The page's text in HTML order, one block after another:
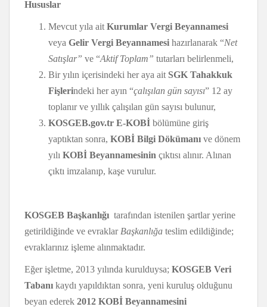
Hususlar
Mevcut yıla ait Kurumlar Vergi Beyannamesi
veya Gelir Vergi Beyannamesi hazırlanarak “Net
Satışlar” ve “Aktif Toplam” tutarları belirlenmeli,
Bir yılın içerisindeki her aya ait SGK Tahakkuk
Fişlerindeki her ayın “çalışılan gün sayısı” 12 ay
toplanır ve yıllık çalışılan gün sayısı bulunur,
KOSGEB.gov.tr E-KOBİ bölümüne giriş
yaptıktan sonra, KOBİ Bilgi Dökümanı ve dönem
yılı KOBİ Beyannamesinin çıktısı alınır. Alınan
çıktı imzalanıp, kaşe vurulur.
KOSGEB Başkanlığı tarafından istenilen şartlar yerine
getirildiğinde ve evraklar Başkanlığa teslim edildiğinde;
evraklarınız işleme alınmaktadır.
Eğer işletme, 2013 yılında kurulduysa; KOSGEB Veri
Tabanı kaydı yapıldıktan sonra, yeni kuruluş olduğunu
beyan ederek 2012 KOBİ Beyannamesini